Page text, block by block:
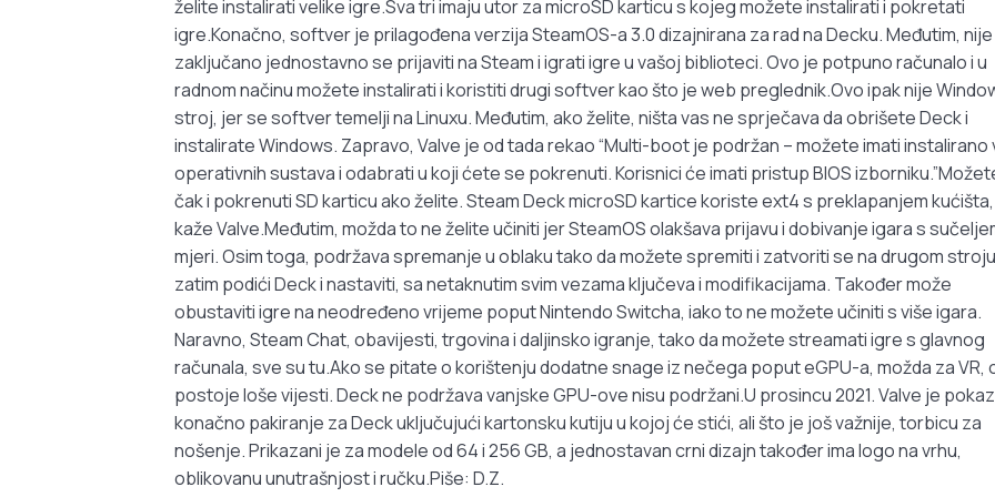
želite instalirati velike igre.Sva tri imaju utor za microSD karticu s kojeg možete instalirati i pokretati
igre.Konačno, softver je prilagođena verzija SteamOS-a 3.0 dizajnirana za rad na Decku. Međutim, nije
zaključano jednostavno se prijaviti na Steam i igrati igre u vašoj biblioteci. Ovo je potpuno računalo i u
radnom načinu možete instalirati i koristiti drugi softver kao što je web preglednik.Ovo ipak nije
stroj, jer se softver temelji na Linuxu. Međutim, ako želite, ništa vas ne sprječava da obrišete Deck i
instalirate Windows. Zapravo, Valve je od tada rekao “Multi-boot je podržan – možete imati instalirano
operativnih sustava i odabrati u koji ćete se pokrenuti. Korisnici će imati pristup BIOS
čak i pokrenuti SD karticu ako želite. Steam Deck microSD kartice koriste ext4 s preklapanjem kućišta,
kaže Valve.Međutim, možda to ne želite učiniti jer SteamOS olakšava prijavu i dobivanje igara s
mjeri. Osim toga, podržava spremanje u oblaku tako da možete spremiti i zatvoriti se na drugom
zatim podići Deck i nastaviti, sa netaknutim svim vezama ključeva i modifikacijama. Također može
obustaviti igre na neodređeno vrijeme poput Nintendo Switcha, iako to ne možete učiniti s više igara.
Naravno, Steam Chat, obavijesti, trgovina i daljinsko igranje, tako da možete streamati igre s glavnog
računala, sve su tu.Ako se pitate o korištenju dodatne snage iz nečega poput eGPU-a, možda za VR,
postoje loše vijesti. Deck ne podržava vanjske GPU-ove nisu podržani.U prosincu 2021. Valve je
konačno pakiranje za Deck uključujući kartonsku kutiju u kojoj će stići, ali što je još važnije, torbicu za
nošenje. Prikazani je za modele od 64 i 256 GB, a jednostavan crni dizajn također ima logo na vrhu,
oblikovanu unutrašnjost i ručku.Piše: D.Z.